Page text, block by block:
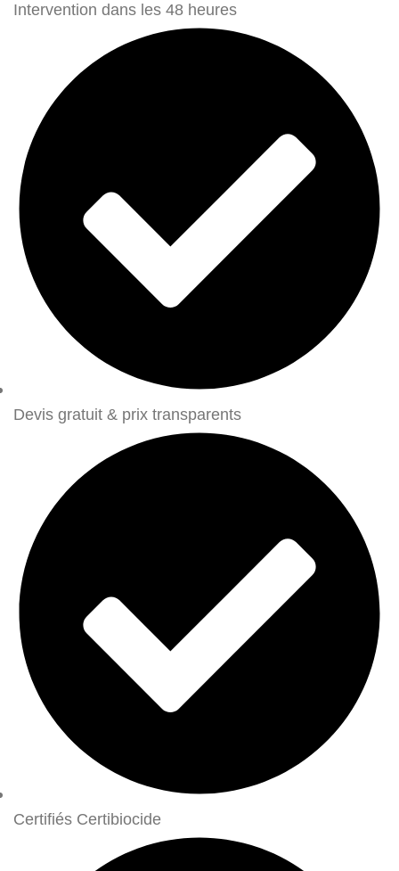
Intervention dans les 48 heures
Devis gratuit & prix transparents
Certifiés Certibiocide